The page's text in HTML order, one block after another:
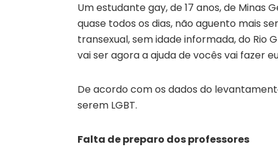
Um estudante gay, de 17 anos, de Minas
quase todos os dias, não aguento mais
transexual, sem idade informada, do Rio
vai ser agora a ajuda de vocês vai fazer
De acordo com os dados do
serem LGBT.
Falta de preparo dos professores